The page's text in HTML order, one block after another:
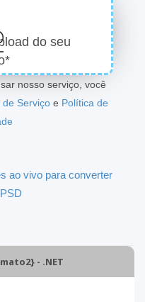
do seu
nosso serviço, você
de Serviçoe Política de
ao vivo para converter
- .NET